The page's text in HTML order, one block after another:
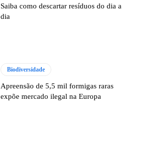
Saiba como descartar resíduos do dia a
dia
Biodiversidade
Apreensão de 5,5 mil formigas raras
expõe mercado ilegal na Europa